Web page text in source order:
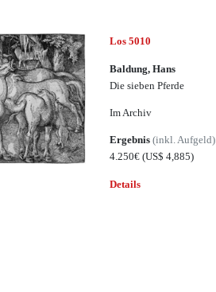
Los 5010
Baldung, Hans
Die sieben Pferde
Im Archiv
Ergebnis (inkl. Aufgeld)
4.250€ (US$ 4,885)
Details